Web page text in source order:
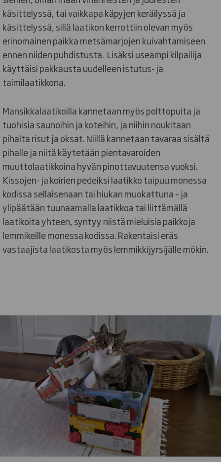
käsittelyssä, tai vaikkapa käpyjen keräilyssä ja
käsittelyssä, sillä laatikon kerrottiin olevan myös
erinomainen paikka metsämarjojen kuivahtamiseen
ennen niiden puhdistusta. Lisäksi useampi kilpailija
käyttäisi pakkausta uudelleen istutus- ja
taimilaatikkona.
Mansikkalaatikoilla kannetaan myös polttopuita ja
tuohisia saunoihin ja koteihin, ja niihin noukitaan
pihalta risut ja oksat. Niillä kannetaan tavaraa sisältä
pihalle ja niitä käytetään pientavaroiden
muuttolaatikkoina hyvän pinottavuutensa vuoksi.
Kissojen- ja koirien pedeiksi laatikko taipuu monessa
kodissa sellaisenaan tai hiukan muokattuna – ja
ylipäätään tuunaamalla laatikkoa tai liittämällä
laatikoita yhteen, syntyy niistä mieluisia paikkoja
lemmikeille monessa kodissa. Rakentaisi eräs
vastaajista laatikosta myös lemmikkijyrsijälle mökin.